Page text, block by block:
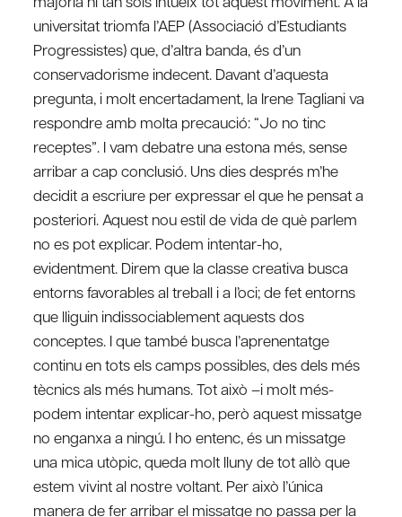
universitat triomfa l’AEP (Associació d’Estudiants
Progressistes) que, d’altra banda, és d’un
conservadorisme indecent. Davant d’aquesta
pregunta, i molt encertadament, la Irene Tagliani va
respondre amb molta precaució: “Jo no tinc
receptes”. I vam debatre una estona més, sense
arribar a cap conclusió. Uns dies després m’he
decidit a escriure per expressar el que he pensat a
posteriori. Aquest nou estil de vida de què parlem
no es pot explicar. Podem intentar-ho,
evidentment. Direm que la classe creativa busca
entorns favorables al treball i a l’oci; de fet entorns
que lliguin indissociablement aquests dos
conceptes. I que també busca l’aprenentatge
continu en tots els camps possibles, des dels més
tècnics als més humans. Tot això –i molt més-
podem intentar explicar-ho, però aquest missatge
no enganxa a ningú. I ho entenc, és un missatge
una mica utòpic, queda molt lluny de tot allò que
estem vivint al nostre voltant. Per això l’única
manera de fer arribar el missatge no passa per la